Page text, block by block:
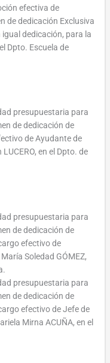
efectiva de
de dedicación Exclusiva
dedicación, para la
Dpto. Escuela de
presupuestaria para
de dedicación de
de Ayudante de
en el Dpto. de
presupuestaria para
de dedicación de
efectivo de
Soledad GÓMEZ,
presupuestaria para
de dedicación de
efectivo de Jefe de
Mirna ACUÑA, en el